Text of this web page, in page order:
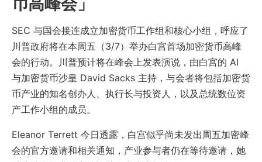
SEC 与国会接连成立加密货币工作组和核心小组，呼应了
川普政府将在本周五（3/7）举办白宫首场加密货币高峰
会的行动。川普预计将在峰会上发表演说，由白宫的 AI
与加密货币沙皇 David Sacks 主持，与会者将包括加密货
币产业的知名创办人、执行长与投资人，以及总统数位资
产工作小组的成员。
Eleanor Terrett 今日透露，白宫似乎尚未发出周五加密峰
会的官方邀请和相关通知，产业参与者仍在等待邀请，她